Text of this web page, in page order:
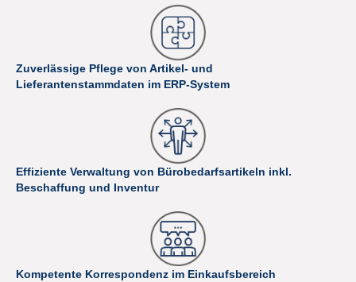
Zuverlässige Pflege von Artikel- und
Lieferantenstammdaten im ERP-System
Effiziente Verwaltung von Bürobedarfsartikeln inkl.
Beschaffung und Inventur
Kompetente Korrespondenz im Einkaufsbereich